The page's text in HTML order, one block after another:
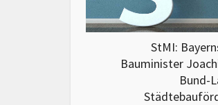
StMI:
Bauminister
Bund-